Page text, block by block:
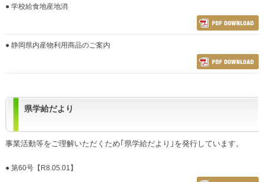
● 学校給食地産地消
● 静岡県内産物利用商品のご案内
県学給だより
事業活動等をご理解いただくため｢県学給だより｣を発行しています。
● 第60号【R8.05.01】